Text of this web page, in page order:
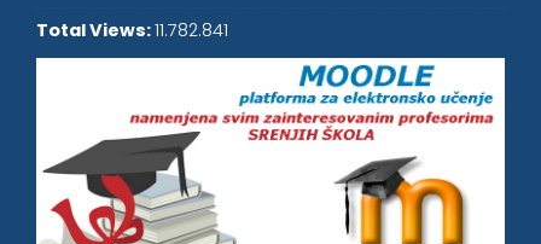
Total Views:11.782.841